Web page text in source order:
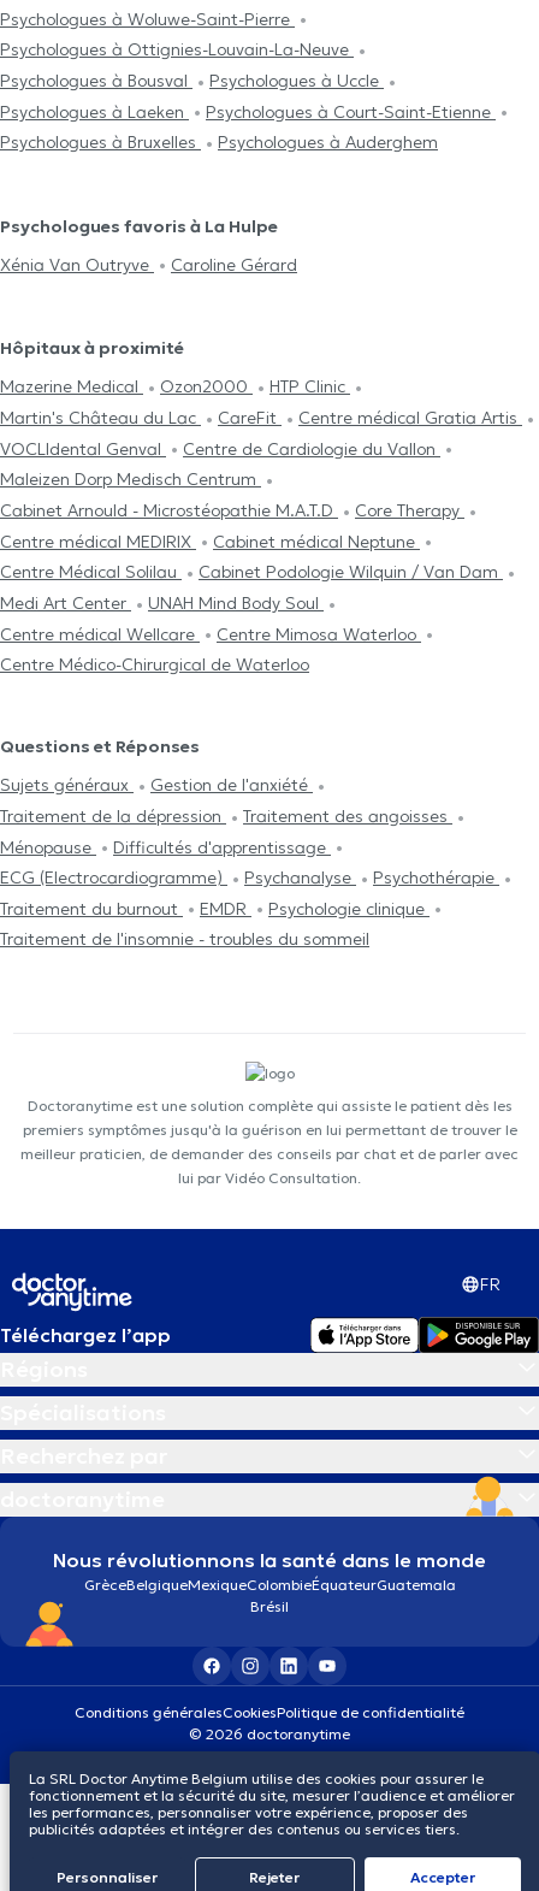
Psychologues à Woluwe-Saint-Pierre
Psychologues à Ottignies-Louvain-La-Neuve
Psychologues à Bousval
Psychologues à Uccle
Psychologues à Laeken
Psychologues à Court-Saint-Etienne
Psychologues à Bruxelles
Psychologues à Auderghem
Psychologues favoris à La Hulpe
Xénia Van Outryve
Caroline Gérard
Hôpitaux à proximité
Mazerine Medical
Ozon2000
HTP Clinic
Martin's Château du Lac
CareFit
Centre médical Gratia Artis
VOCLIdental Genval
Centre de Cardiologie du Vallon
Maleizen Dorp Medisch Centrum
Cabinet Arnould - Microstéopathie M.A.T.D
Core Therapy
Centre médical MEDIRIX
Cabinet médical Neptune
Centre Médical Solilau
Cabinet Podologie Wilquin / Van Dam
Medi Art Center
UNAH Mind Body Soul
Centre médical Wellcare
Centre Mimosa Waterloo
Centre Médico-Chirurgical de Waterloo
Questions et Réponses
Sujets généraux
Gestion de l'anxiété
Traitement de la dépression
Traitement des angoisses
Ménopause
Difficultés d'apprentissage
ECG (Electrocardiogramme)
Psychanalyse
Psychothérapie
Traitement du burnout
EMDR
Psychologie clinique
Traitement de l'insomnie - troubles du sommeil
Doctoranytime est une solution complète qui assiste le patient dès les
premiers symptômes jusqu'à la guérison en lui permettant de trouver le
meilleur praticien, de demander des conseils par chat et de parler avec
lui par Vidéo Consultation.
FR
Téléchargez l’app
Nous révolutionnons la santé dans le monde
GrèceBelgiqueMexiqueColombieÉquateurGuatemala
Brésil
Conditions généralesCookiesPolitique de confidentialité
© 2026 doctoranytime
La SRL Doctor Anytime Belgium utilise des cookies pour assurer le
fonctionnement et la sécurité du site, mesurer l’audience et améliorer
les performances, personnaliser votre expérience, proposer des
publicités adaptées et intégrer des contenus ou services tiers.
Personnaliser Rejeter Αccepter